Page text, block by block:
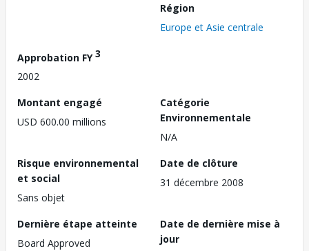
Région
Europe et Asie centrale
Approbation FY3
2002
Montant engagé
USD 600.00 millions
Catégorie
Environnementale
N/A
Risque environnemental
et social
Sans objet
Date de clôture
31 décembre 2008
Dernière étape atteinte
Board Approved
Date de dernière mise à
jour